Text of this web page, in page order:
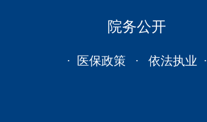
院务公开
· 医保政策 · 依法执业 ·